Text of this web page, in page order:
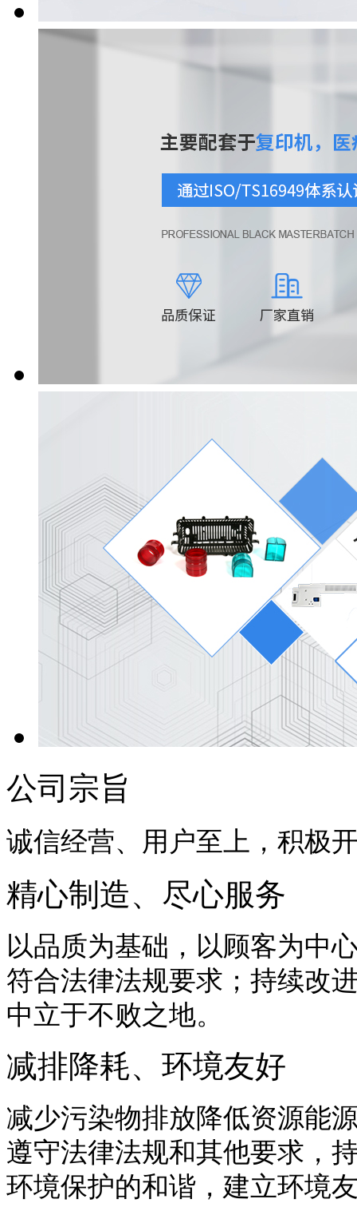
公司宗旨
诚信经营、用户至上，积极
精心制造、尽心服务
以品质为基础，以顾客为中
符合法律法规要求；持续改
中立于不败之地。
减排降耗、环境友好
减少污染物排放降低资源能
遵守法律法规和其他要求，
环境保护的和谐，建立环境